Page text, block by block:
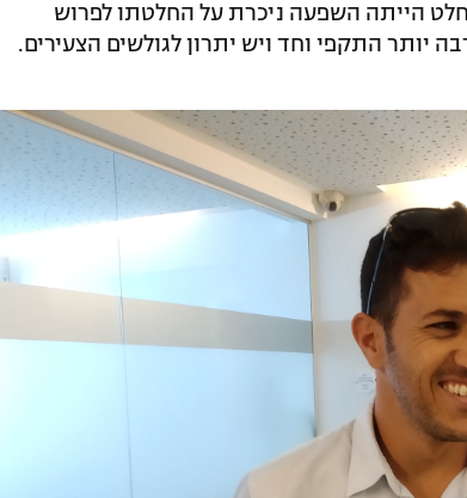
הייתה השפעה ניכרת על החלטתו לפרוש
להיות הרבה יותר התקפי וחד ויש יתרון לגולשים הצעירים.